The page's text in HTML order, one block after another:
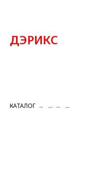
ДЭРИКС
КАТАЛОГ → ... → ...